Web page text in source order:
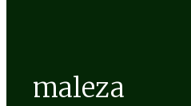
maleza